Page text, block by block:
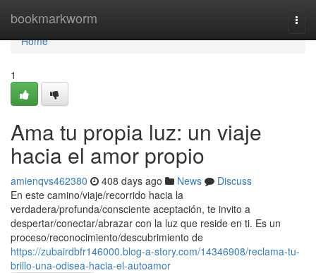
bookmarkworm
Home
Home
1
Ama tu propia luz: un viaje
hacia el amor propio
amienqvs462380 408 days ago News
Discuss
En este camino/viaje/recorrido hacia la
verdadera/profunda/consciente aceptación, te invito a
despertar/conectar/abrazar con la luz que reside en ti. Es un
proceso/reconocimiento/descubrimiento de
https://zubairdbfr146000.blog-a-story.com/14346908/reclama-tu-
brillo-una-odisea-hacia-el-autoamor